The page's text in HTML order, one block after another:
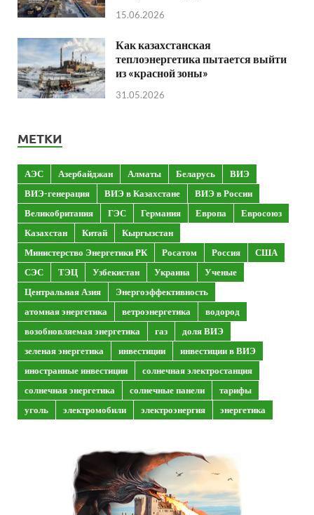
15.06.2026
Как казахстанская
теплоэнергетика пытается выйти
из «красной зоны»
31.05.2026
МЕТКИ
АЭС Азербайджан Алматы Беларусь
ВИЭ
ВИЭ-генерация
ВИЭ в Казахстане
ВИЭ в России
Великобритания
ГЭС Германия Европа
Евросоюз
Казахстан
Китай
Кыргызстан
Министерство Энергетики РК
Росатом Россия
США
СЭС
ТЭЦ Узбекистан Украина
Ученые
Центральная Азия
Энергоэффективность
атомная энергетика
ветроэнергетика
водород
возобновляемая энергетика
газ
доля ВИЭ
зеленая энергетика
инвестиции
инвестиции в ВИЭ
иностранные инвестиции
солнечная электростанция
солнечная энергетика
солнечные панели
тарифы
уголь
электромобили электроэнергия энергетика